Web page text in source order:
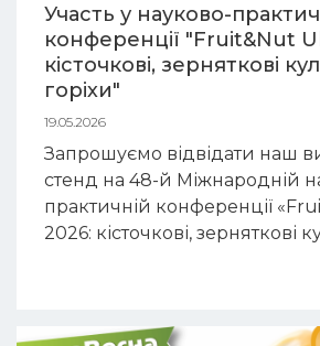
Участь у науково-
конференції "Fruit&Nut
кісточкові, зерняткові
горіхи"
19.05.2026
Запрошуємо відвідати наш
стенд на 48-й Міжнародній
практичній конференції
2026: кісточкові, зерняткові
технологіям вирощування